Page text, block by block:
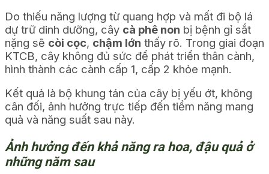
Do thiếu năng lượng từ quang hợp và mất đi bộ lá
dự trữ dinh dưỡng, cây cà phê non bị bệnh gỉ sắt
nặng sẽ còi cọc, chậm lớn thấy rõ. Trong giai đoạn
KTCB, cây không đủ sức để phát triển thân cành,
hình thành các cành cấp 1, cấp 2 khỏe mạnh.
Kết quả là bộ khung tán của cây bị yếu ớt, không
cân đối, ảnh hưởng trực tiếp đến tiềm năng mang
quả và năng suất sau này.
Ảnh hưởng đến khả năng ra hoa, đậu quả ở
những năm sau